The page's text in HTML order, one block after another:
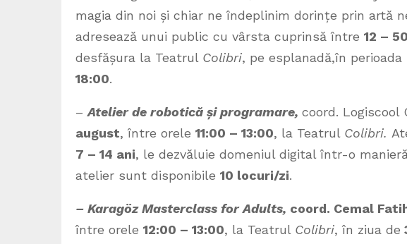
magia din noi și chiar ne îndeplinim dorințe prin artă
adresează unui public cu vârsta cuprinsă între 12 –
desfășura la Teatrul Colibri, pe esplanadă,în perioada
18:00.
– Atelier de robotică și programare, coord. Logiscool
august, între orele 11:00 – 13:00, la Teatrul Colibri.
7 – 14 ani, le dezvăluie domeniul digital într-o
atelier sunt disponibile 10 locuri/zi.
– Karagöz Masterclass for Adults, coord. Cemal
între orele 12:00 – 13:00, la Teatrul Colibri, în ziua de